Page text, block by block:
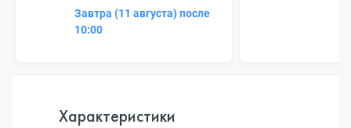
Завтра (11 августа) после
10:00
Характеристики